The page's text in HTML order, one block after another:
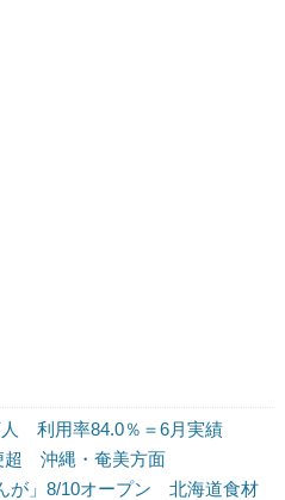
利用率84.0％＝6月実績
超 沖縄・奄美方面
が」8/10オープン 北海道食材